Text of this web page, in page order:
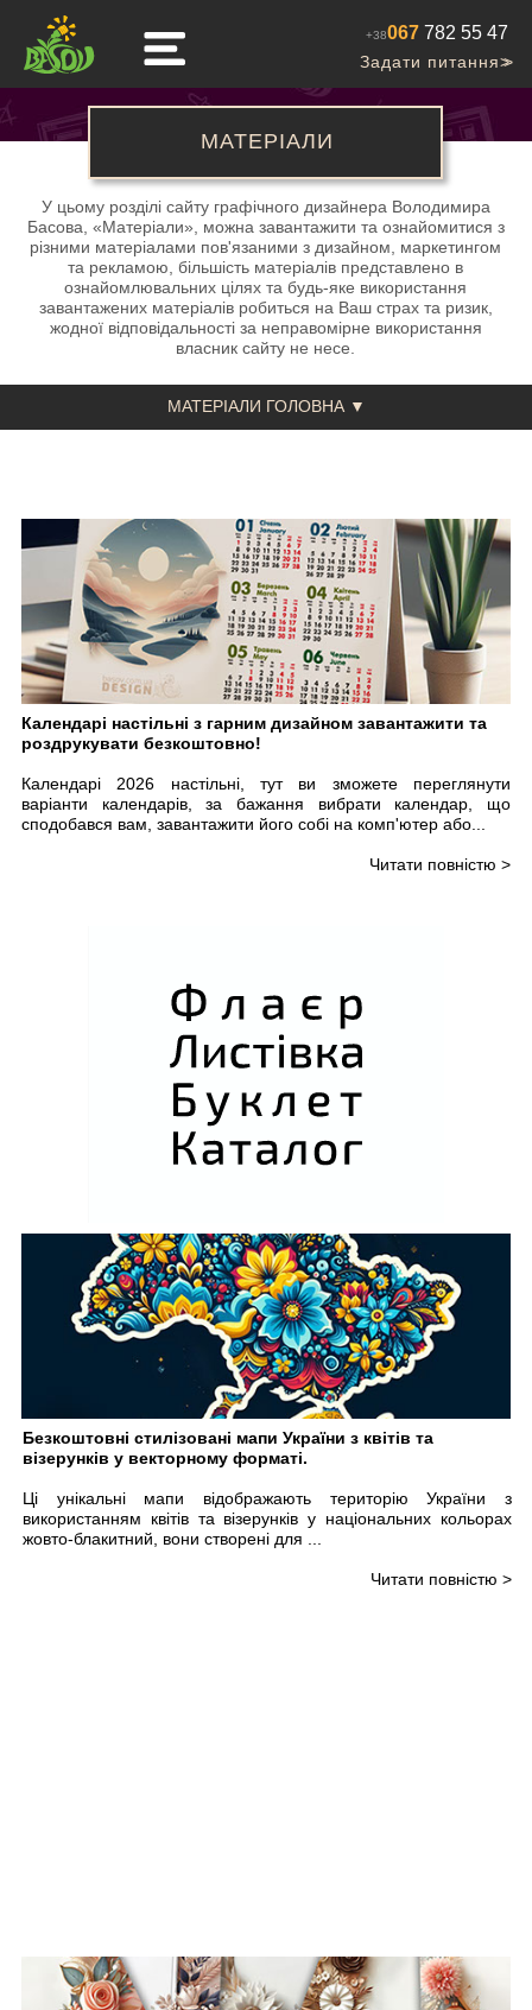
+38067 782 55 47
Задати питання>>
МАТЕРІАЛИ
У цьому розділі сайту графічного дизайнера Володимира
Басова, «Матеріали», можна завантажити та ознайомитися з
різними матеріалами пов'язаними з дизайном, маркетингом
та рекламою, більшість матеріалів представлено в
ознайомлювальних цілях та будь-яке використання
завантажених матеріалів робиться на Ваш страх та ризик,
жодної відповідальності за неправомірне використання
власник сайту не несе.
Календарі настільні з гарним дизайном завантажити та
роздрукувати безкоштовно!
Календарі 2026 настільні, тут ви зможете переглянути
варіанти календарів, за бажання вибрати календар, що
сподобався вам, завантажити його собі на комп'ютер або...
Читати повністю >
Безкоштовні стилізовані мапи України з квітів та
візерунків у векторному форматі.
Ці унікальні мапи відображають територію України з
використанням квітів та візерунків у національних кольорах
жовто-блакитний, вони створені для ...
Читати повністю >
МАТЕРІАЛИ ГОЛОВНА ▼